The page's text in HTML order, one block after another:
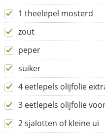
1 theelepel mosterd
zout
peper
suiker
4 eetlepels olijfolie
3 eetlepels olijfolie
2 sjalotten of kleine ui